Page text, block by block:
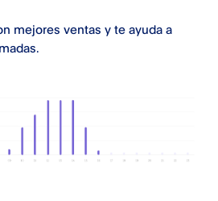
mejores ventas y te ayuda a